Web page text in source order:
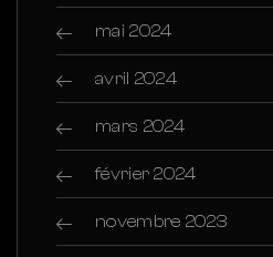
mai 2024
avril 2024
mars 2024
février 2024
novembre 2023